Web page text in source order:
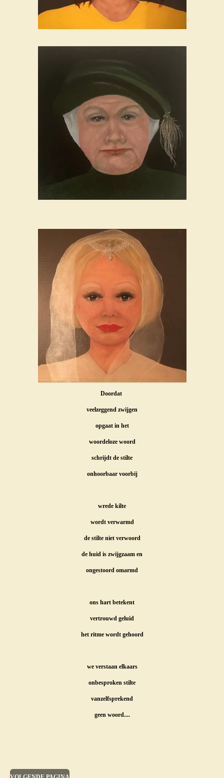
Doordat
veelzeggend zwijgen
opgaat in het
woordeloze woord
schrijdt de stilte
onhoorbaar voorbij
wrede kilte
wordt verwarmd
de stilte niet verwoord
de huid is zwijgzaam en
ongestoord omarmd
ons hart betekent
vertrouwd geluid
het ritme wordt gehoord
we verstaan elkaars
onbesproken stilte
vanzelfsprekend
geen woord....